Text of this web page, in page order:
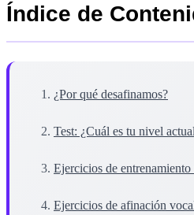
Índice de
¿Por qué desafinamos?
Test: ¿Cuál es tu nivel
Ejercicios de
Ejercicios de afinación